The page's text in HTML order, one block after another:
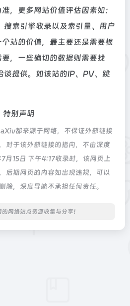
，更多网站价值评估因素如：
索引擎收录以及索引量、用户
站的价值，最主要还是需要根
，一些确切的数据则需要找
提供。如该站的IP、PV、跳
特别声明
都来源于网络，不保证外部链接
对于该外部链接的指向，不由深度
月15日 下午4:17收录时，该网页上
后期网页的内容如出现违规，可以
除，深度导航不承担任何责任。
网络站点资源收集与分享！